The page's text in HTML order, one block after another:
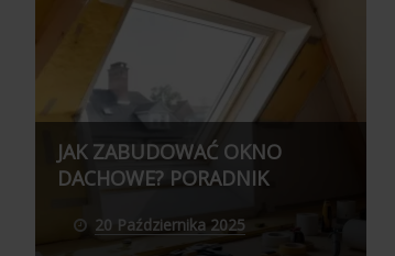
JAK ZABUDOWAĆ OKNO
DACHOWE? PORADNIK
20 Października 2025